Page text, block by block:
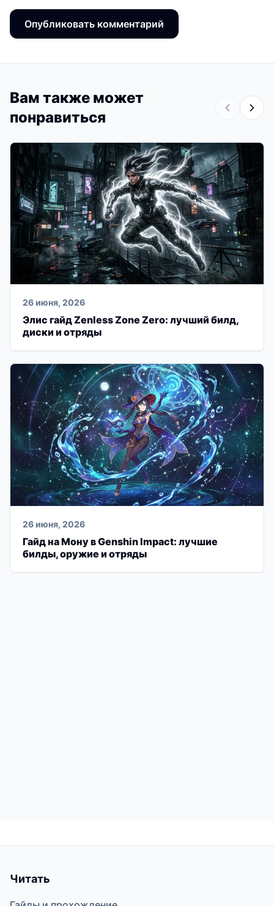
Вам также может
понравиться
26 июня, 2026
Элис гайд Zenless Zone Zero: лучший билд,
диски и отряды
26 июня, 2026
Гайд на Мону в Genshin Impact: лучшие
билды, оружие и отряды
Читать